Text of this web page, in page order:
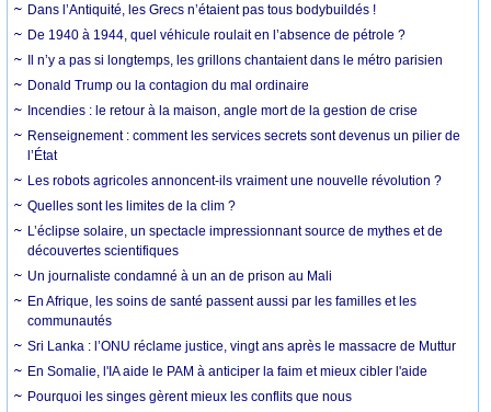
Dans l’Antiquité, les Grecs n’étaient pas tous bodybuildés !
De 1940 à 1944, quel véhicule roulait en l’absence de pétrole ?
Il n’y a pas si longtemps, les grillons chantaient dans le métro parisien
Donald Trump ou la contagion du mal ordinaire
Incendies : le retour à la maison, angle mort de la gestion de crise
Renseignement : comment les services secrets sont devenus un pilier de
l’État
Les robots agricoles annoncent-ils vraiment une nouvelle révolution ?
Quelles sont les limites de la clim ?
L’éclipse solaire, un spectacle impressionnant source de mythes et de
découvertes scientifiques
Un journaliste condamné à un an de prison au Mali
En Afrique, les soins de santé passent aussi par les familles et les
communautés
Sri Lanka : l’ONU réclame justice, vingt ans après le massacre de Muttur
En Somalie, l'IA aide le PAM à anticiper la faim et mieux cibler l'aide
Pourquoi les singes gèrent mieux les conflits que nous